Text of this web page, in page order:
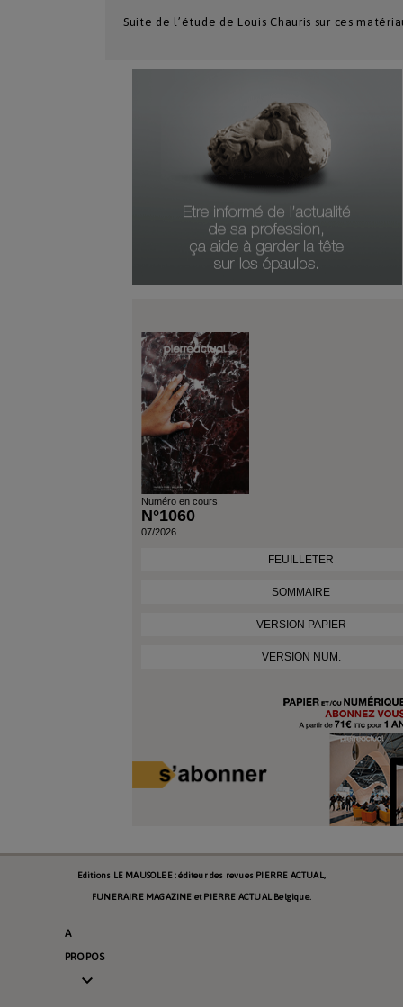
Suite de l’étude de Louis Chauris sur ces
Numéro Du Produit
Type De Produit
Genre Du Produit
Numéro en cours
N°1060
07/2026
FEUILLETER
SOMMAIRE
VERSION PAPIER
VERSION NUM.
Editions LE MAUSOLEE : éditeur des revues PIERRE ACTUAL,
FUNERAIRE MAGAZINE et PIERRE ACTUAL Belgique.
A
PROPOS
